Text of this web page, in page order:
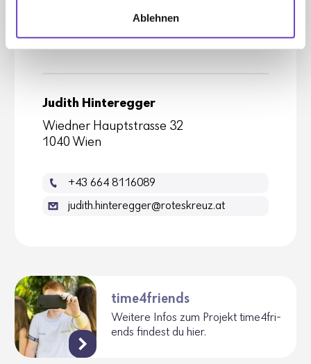
Ablehnen
Judith Hinter­egger
Jugend­pro­gramme
Judith Hinteregger
Wiedner Hauptstrasse 32
1040 Wien
+43 664 8116089
judith.hinteregger@roteskreuz.at
time4friends
Weitere Infos zum Projekt time4fri­
ends findest du hier.